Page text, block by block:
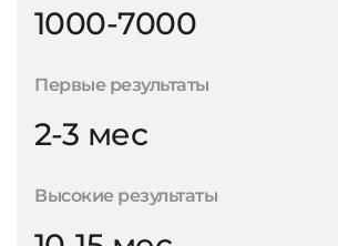
1000-7000
Первые результаты
2-3 мес
Высокие результаты